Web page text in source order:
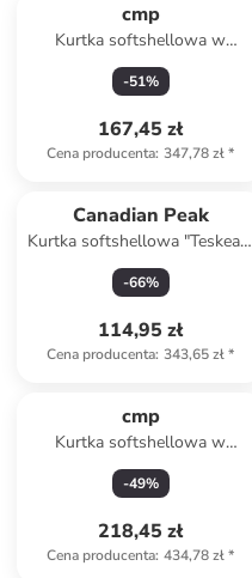
cmp
Kurtka softshellowa w
kolorze zielonym
-51%
167,45 zł
Cena producenta: 347,78 zł*
Canadian Peak
Kurtka softshellowa "Teskeak"
w kolorze niebieskim
-66%
114,95 zł
Cena producenta: 343,65 zł*
cmp
Kurtka softshellowa w
kolorze niebieskim
-49%
218,45 zł
Cena producenta: 434,78 zł*